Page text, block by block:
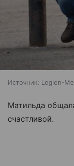
Источник: Legion-
Матильда
счастливой.